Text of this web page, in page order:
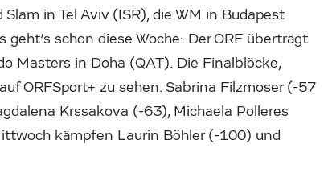
in Tel Aviv (ISR), die WM in Budapest
schon diese Woche: Der ORF überträgt
Masters in Doha (QAT). Die Finalblöcke,
ORFSport+ zu sehen. Sabrina Filzmoser (-57
Krssakova (-63), Michaela Polleres
kämpfen Laurin Böhler (-100) und